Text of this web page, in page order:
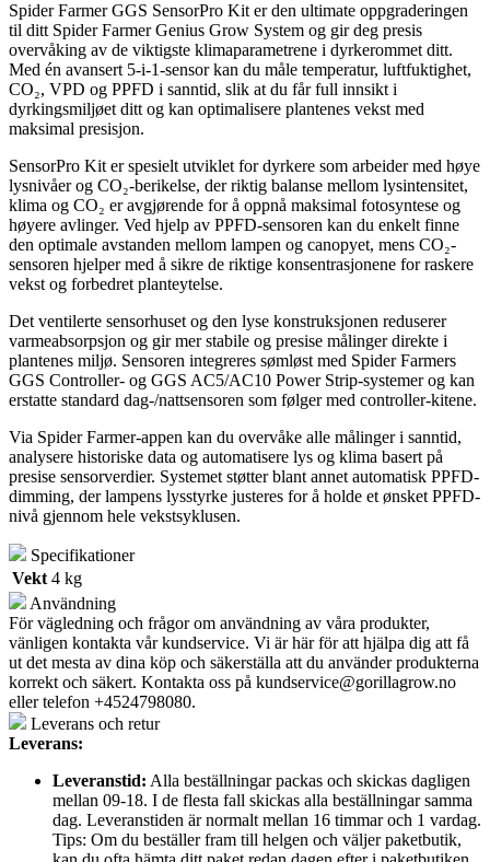
Spider Farmer GGS SensorPro Kit er den ultimate oppgraderingen
til ditt Spider Farmer Genius Grow System og gir deg presis
overvåking av de viktigste klimaparametrene i dyrkerommet ditt.
Med én avansert 5-i-1-sensor kan du måle temperatur, luftfuktighet,
CO₂, VPD og PPFD i sanntid, slik at du får full innsikt i
dyrkingsmiljøet ditt og kan optimalisere plantenes vekst med
maksimal presisjon.
SensorPro Kit er spesielt utviklet for dyrkere som arbeider med høye
lysnivåer og CO₂-berikelse, der riktig balanse mellom lysintensitet,
klima og CO₂ er avgjørende for å oppnå maksimal fotosyntese og
høyere avlinger. Ved hjelp av PPFD-sensoren kan du enkelt finne
den optimale avstanden mellom lampen og canopyet, mens CO₂-
sensoren hjelper med å sikre de riktige konsentrasjonene for raskere
vekst og forbedret planteytelse.
Det ventilerte sensorhuset og den lyse konstruksjonen reduserer
varmeabsorpsjon og gir mer stabile og presise målinger direkte i
plantenes miljø. Sensoren integreres sømløst med Spider Farmers
GGS Controller- og GGS AC5/AC10 Power Strip-systemer og kan
erstatte standard dag-/nattsensoren som følger med controller-kitene.
Via Spider Farmer-appen kan du overvåke alle målinger i sanntid,
analysere historiske data og automatisere lys og klima basert på
presise sensorverdier. Systemet støtter blant annet automatisk PPFD-
dimming, der lampens lysstyrke justeres for å holde et ønsket PPFD-
nivå gjennom hele vekstsyklusen.
Specifikationer
Vekt 4 kg
Användning
För vägledning och frågor om användning av våra produkter,
vänligen kontakta vår kundservice. Vi är här för att hjälpa dig att få
ut det mesta av dina köp och säkerställa att du använder produkterna
korrekt och säkert. Kontakta oss på kundservice@gorillagrow.no
eller telefon +4524798080.
Leverans och retur
Leverans:
Leveranstid: Alla beställningar packas och skickas dagligen
mellan 09-18. I de flesta fall skickas alla beställningar samma
dag. Leveranstiden är normalt mellan 16 timmar och 1 vardag.
Tips: Om du beställer fram till helgen och väljer paketbutik,